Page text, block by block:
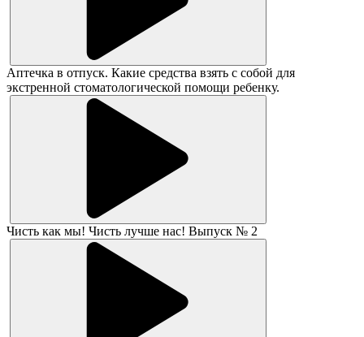
Аптечка в отпуск. Какие средства взять с собой для
экстренной стоматологической помощи ребенку.
Чисть как мы! Чисть лучше нас! Выпуск № 2